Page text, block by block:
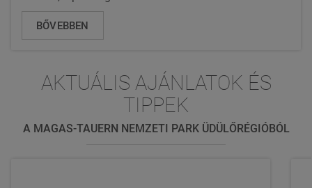
BŐVEBBEN
AKTUÁLIS AJÁNLATOK ÉS
TIPPEK
A MAGAS-TAUERN NEMZETI PARK ÜDÜLŐRÉGIÓBÓL